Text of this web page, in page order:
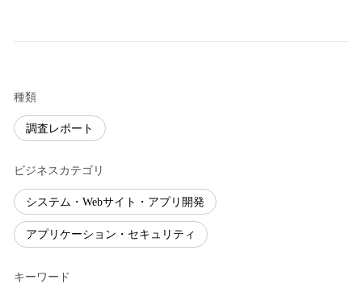
種類
調査レポート
ビジネスカテゴリ
システム・Webサイト・アプリ開発
アプリケーション・セキュリティ
キーワード